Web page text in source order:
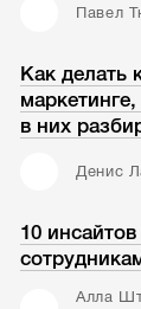
Павел
Как делать
в них
Денис
10
Алла